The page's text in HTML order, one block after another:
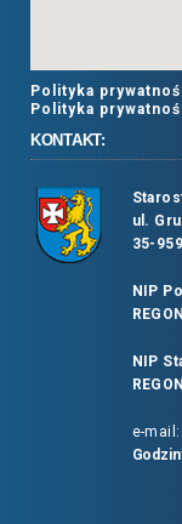
Polityka
Polityka
KONTAKT:
ul.
35-
NIP
NIP
e-mail: